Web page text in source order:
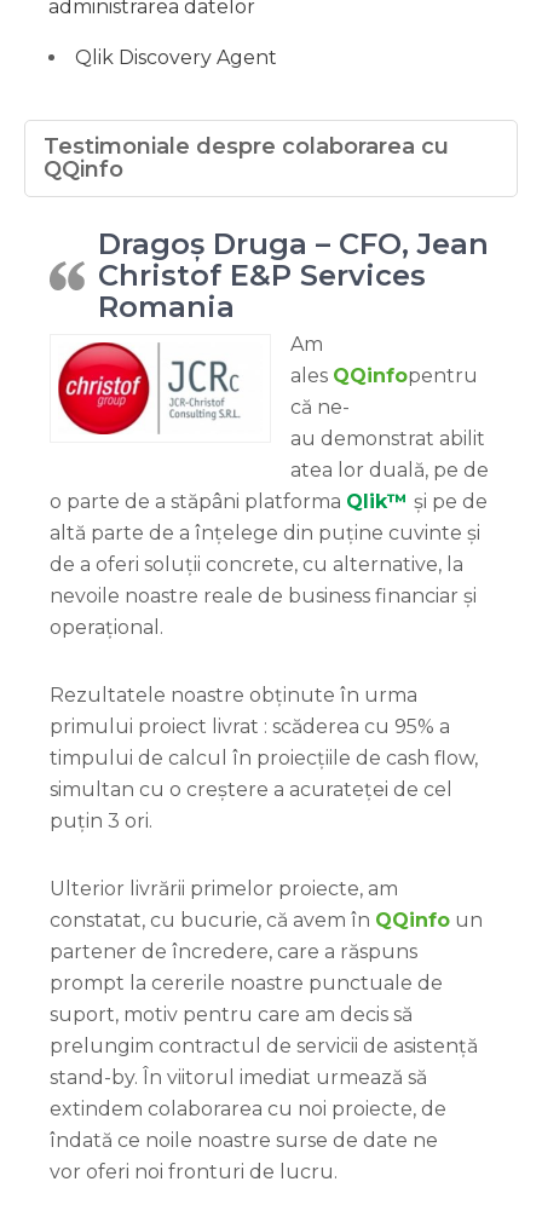
administrarea datelor
Qlik Discovery Agent
Testimoniale despre colaborarea cu
QQinfo
Dragoș Druga – CFO, Jean
Christof E&P Services
Romania
Am
ales QQinfopentru
că ne-
au demonstrat abilit
atea lor duală, pe de
o parte de a stăpâni platforma Qlik™ și pe de
altă parte de a înțelege din puține cuvinte și
de a oferi soluții concrete, cu alternative, la
nevoile noastre reale de business financiar și
operațional.
Rezultatele noastre obținute în urma
primului proiect livrat : scăderea cu 95% a
timpului de calcul în proiecțiile de cash flow,
simultan cu o creștere a acurateței de cel
puțin 3 ori.
Ulterior livrării primelor proiecte, am
constatat, cu bucurie, că avem în QQinfo un
partener de încredere, care a răspuns
prompt la cererile noastre punctuale de
suport, motiv pentru care am decis să
prelungim contractul de servicii de asistență
stand-by. În viitorul imediat urmează să
extindem colaborarea cu noi proiecte, de
îndată ce noile noastre surse de date ne
vor oferi noi fronturi de lucru.